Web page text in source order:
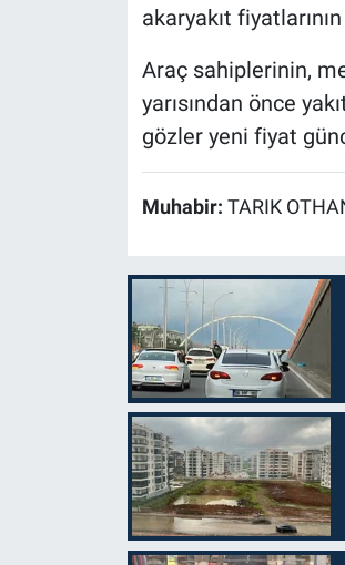
akaryakıt
Araç sahiplerinin,
yarısından önce
gözler yeni fiyat
Muhabir: TARIK